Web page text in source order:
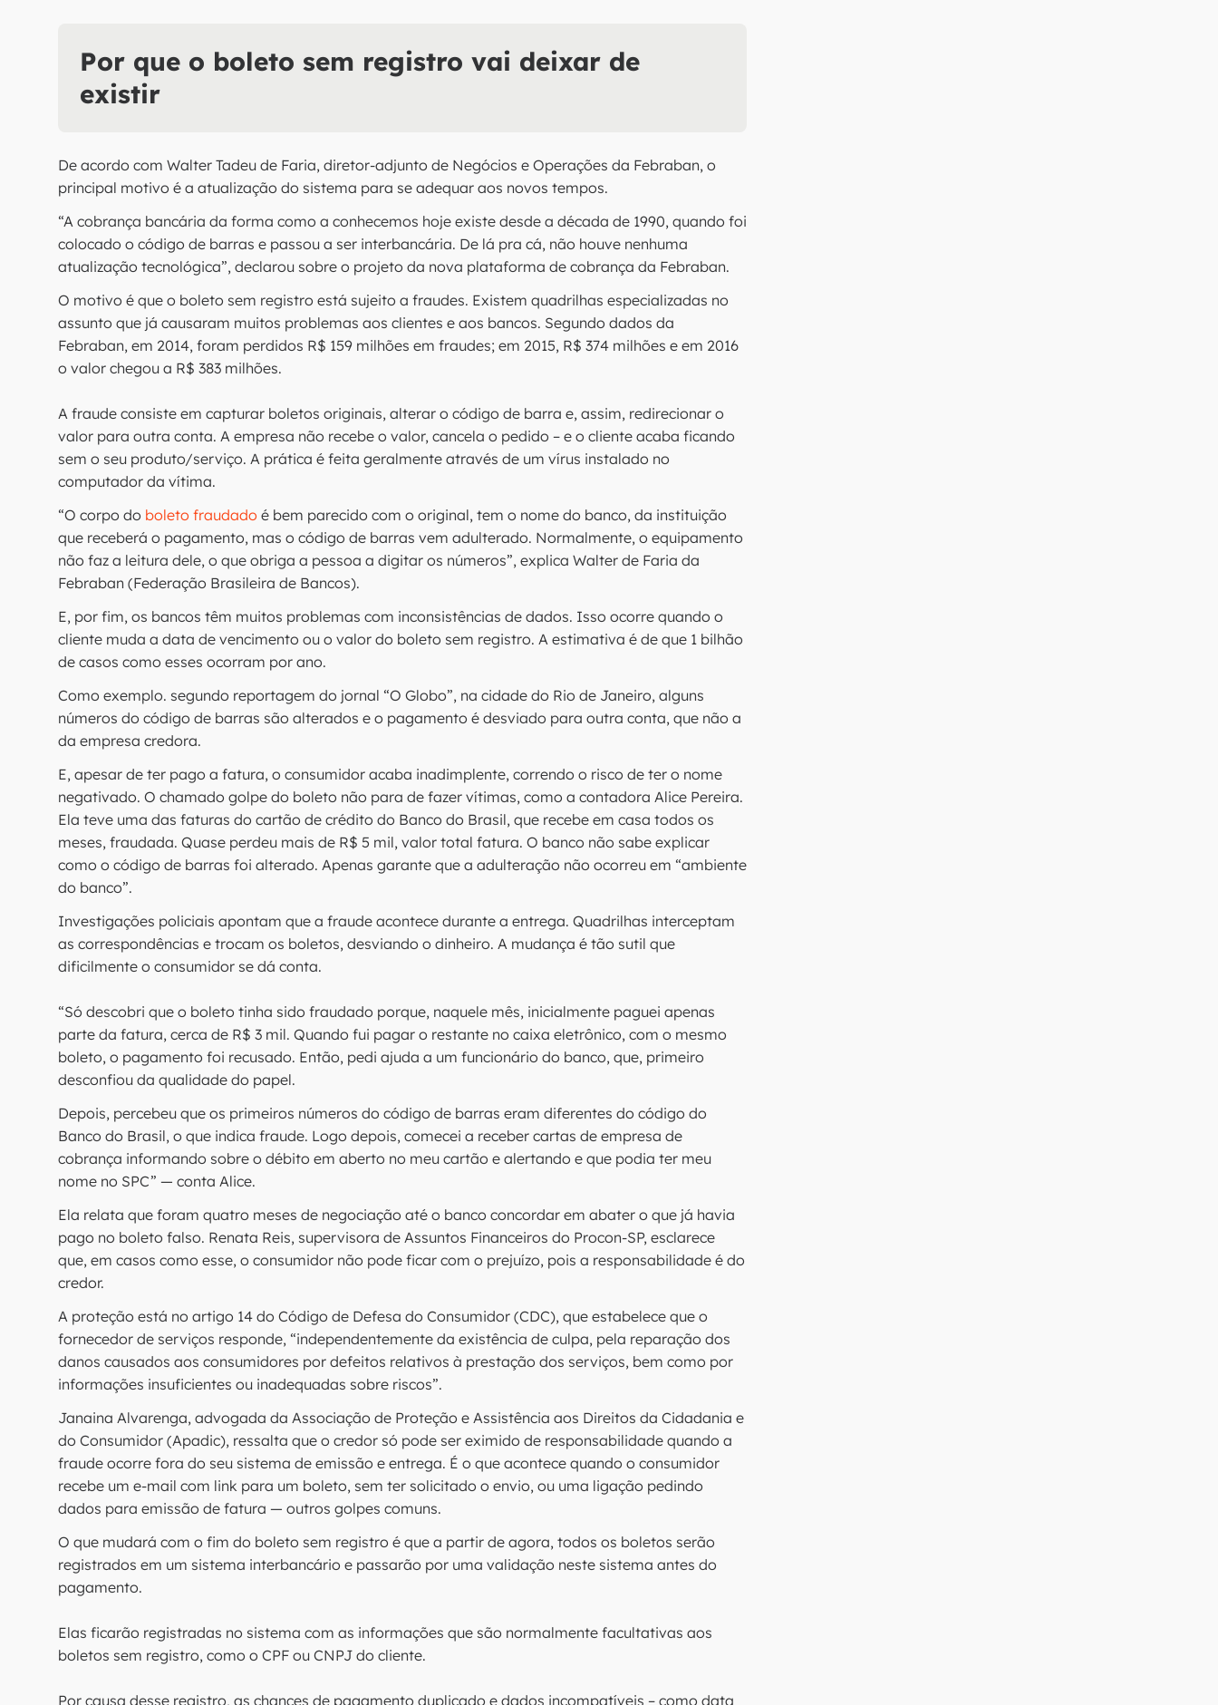
Por que o boleto sem registro vai deixar de
existir
De acordo com Walter Tadeu de Faria, diretor-adjunto de Negócios e Operações da Febraban, o
principal motivo é a atualização do sistema para se adequar aos novos tempos.
“A cobrança bancária da forma como a conhecemos hoje existe desde a década de 1990, quando foi
colocado o código de barras e passou a ser interbancária. De lá pra cá, não houve nenhuma
atualização tecnológica”, declarou sobre o projeto da nova plataforma de cobrança da Febraban.
O motivo é que o boleto sem registro está sujeito a fraudes. Existem quadrilhas especializadas no
assunto que já causaram muitos problemas aos clientes e aos bancos. Segundo dados da
Febraban, em 2014, foram perdidos R$ 159 milhões em fraudes; em 2015, R$ 374 milhões e em 2016
o valor chegou a R$ 383 milhões.
A fraude consiste em capturar boletos originais, alterar o código de barra e, assim, redirecionar o
valor para outra conta. A empresa não recebe o valor, cancela o pedido – e o cliente acaba ficando
sem o seu produto/serviço. A prática é feita geralmente através de um vírus instalado no
computador da vítima.
“O corpo do boleto fraudado é bem parecido com o original, tem o nome do banco, da instituição
que receberá o pagamento, mas o código de barras vem adulterado. Normalmente, o equipamento
não faz a leitura dele, o que obriga a pessoa a digitar os números”, explica Walter de Faria da
Febraban (Federação Brasileira de Bancos).
E, por fim, os bancos têm muitos problemas com inconsistências de dados. Isso ocorre quando o
cliente muda a data de vencimento ou o valor do boleto sem registro. A estimativa é de que 1 bilhão
de casos como esses ocorram por ano.
Como exemplo. segundo reportagem do jornal “O Globo”, na cidade do Rio de Janeiro, alguns
números do código de barras são alterados e o pagamento é desviado para outra conta, que não a
da empresa credora.
E, apesar de ter pago a fatura, o consumidor acaba inadimplente, correndo o risco de ter o nome
negativado. O chamado golpe do boleto não para de fazer vítimas, como a contadora Alice Pereira.
Ela teve uma das faturas do cartão de crédito do Banco do Brasil, que recebe em casa todos os
meses, fraudada. Quase perdeu mais de R$ 5 mil, valor total fatura. O banco não sabe explicar
como o código de barras foi alterado. Apenas garante que a adulteração não ocorreu em “ambiente
do banco”.
Investigações policiais apontam que a fraude acontece durante a entrega. Quadrilhas interceptam
as correspondências e trocam os boletos, desviando o dinheiro. A mudança é tão sutil que
dificilmente o consumidor se dá conta.
“Só descobri que o boleto tinha sido fraudado porque, naquele mês, inicialmente paguei apenas
parte da fatura, cerca de R$ 3 mil. Quando fui pagar o restante no caixa eletrônico, com o mesmo
boleto, o pagamento foi recusado. Então, pedi ajuda a um funcionário do banco, que, primeiro
desconfiou da qualidade do papel.
Depois, percebeu que os primeiros números do código de barras eram diferentes do código do
Banco do Brasil, o que indica fraude. Logo depois, comecei a receber cartas de empresa de
cobrança informando sobre o débito em aberto no meu cartão e alertando e que podia ter meu
nome no SPC” — conta Alice.
Ela relata que foram quatro meses de negociação até o banco concordar em abater o que já havia
pago no boleto falso. Renata Reis, supervisora de Assuntos Financeiros do Procon-SP, esclarece
que, em casos como esse, o consumidor não pode ficar com o prejuízo, pois a responsabilidade é do
credor.
A proteção está no artigo 14 do Código de Defesa do Consumidor (CDC), que estabelece que o
fornecedor de serviços responde, “independentemente da existência de culpa, pela reparação dos
danos causados aos consumidores por defeitos relativos à prestação dos serviços, bem como por
informações insuficientes ou inadequadas sobre riscos”.
Janaina Alvarenga, advogada da Associação de Proteção e Assistência aos Direitos da Cidadania e
do Consumidor (Apadic), ressalta que o credor só pode ser eximido de responsabilidade quando a
fraude ocorre fora do seu sistema de emissão e entrega. É o que acontece quando o consumidor
recebe um e-mail com link para um boleto, sem ter solicitado o envio, ou uma ligação pedindo
dados para emissão de fatura — outros golpes comuns.
O que mudará com o fim do boleto sem registro é que a partir de agora, todos os boletos serão
registrados em um sistema interbancário e passarão por uma validação neste sistema antes do
pagamento.
Elas ficarão registradas no sistema com as informações que são normalmente facultativas aos
boletos sem registro, como o CPF ou CNPJ do cliente.
Por causa desse registro, as chances de pagamento duplicado e dados incompatíveis – como data